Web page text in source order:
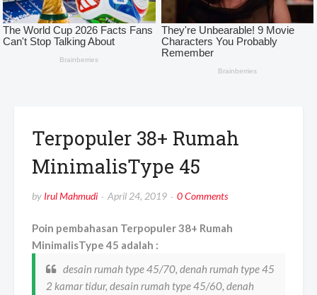
Terpopuler 38+ Rumah
MinimalisType 45
by Irul Mahmudi April 24, 2019 0 Comments
Poin pembahasan Terpopuler 38+ Rumah
MinimalisType 45 adalah :
desain rumah type 45/70, denah rumah type 45
2 kamar tidur, desain rumah type 45/60, denah